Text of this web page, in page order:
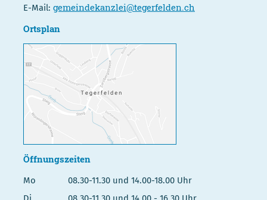
E-Mail: gemeindekanzlei@tegerfelden.ch
Ortsplan
Öffnungszeiten
Mo
08.30-11.30 und 14.00-18.00 Uhr